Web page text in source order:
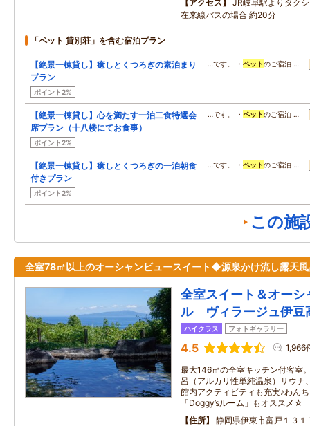
アクセス
JR岐阜駅よりタク
在来線バスの場合 約20分
「ペット 貸別荘」を含む宿泊プラン
【絶景一棟貸し】癒しとくつろぎの素泊まり
プラン
ポイント2%
…です。 ・ ペットのご宿泊 …
【絶景一棟貸し】心を満たす一泊二食特選会
席プラン（十八楼にてお食事）
ポイント2%
…です。 ・ ペットのご宿泊 …
【絶景一棟貸し】癒しとくつろぎの一泊朝食
付きプラン
ポイント2%
…です。 ・ ペットのご宿泊 …
この施
全室78㎡以上のオーシャンビュースイート◆源泉かけ流し露天
全室スイート＆オーシ
ル ヴィラージュ伊豆
ハイクラス フォトギャラリー
4.5 1,966
最大146㎡の全室キッチン付客室
呂（アルカリ性単純温泉）サウナ
館内アクティビティも充実♪わん
「Doggy’sルーム」もオススメ☆
住所
静岡県伊東市富戸１３１